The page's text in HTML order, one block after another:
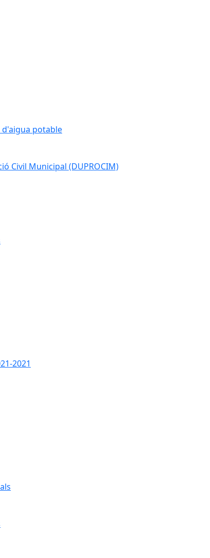
potable
Civil Municipal (DUPROCIM)
2021